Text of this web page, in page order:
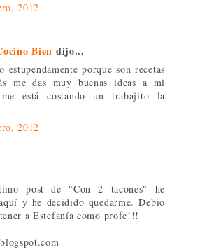
2012
Bien dijo...
estupendamente porque son recetas
me das muy buenas ideas a mi
está costando un trabajito la
2012
post de "Con 2 tacones" he
y he decidido quedarme. Debio
a Estefanía como profe!!!